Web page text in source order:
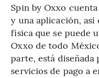
Spin by Oxxo
y una aplicación,
física que se puede
Oxxo de todo
parte, está
servicios de pago a